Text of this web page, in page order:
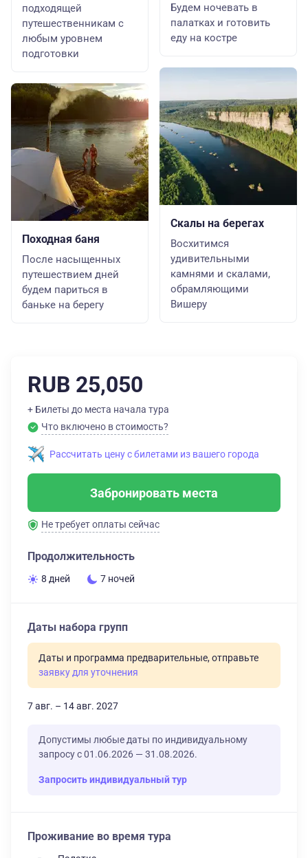
подходящей
путешественникам с
любым уровнем
подготовки
Походная баня
После насыщенных
путешествием дней
будем париться в
баньке на берегу
Будем ночевать в
палатках и готовить
еду на костре
Скалы на берегах
Восхитимся
удивительными
камнями и скалами,
обрамляющими
Вишеру
RUB 25,050
+ Билеты до места начала тура
Что включено в стоимость?
Рассчитать цену с билетами из вашего города
Забронировать места
Не требует оплаты сейчас
Продолжительность
8 дней 7 ночей
Даты набора групп
Даты и программа предварительные, отправьте
заявку для уточнения
7 авг. – 14 авг. 2027
Допустимы любые даты по индивидуальному
запросу с 01.06.2026 — 31.08.2026.
Запросить индивидуальный тур
Проживание во время тура